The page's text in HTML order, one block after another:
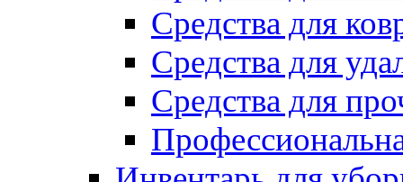
Средства для
Средства для
Средства для